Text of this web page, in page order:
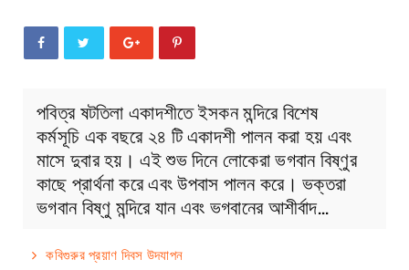
পবিত্র ষটতিলা একাদশীতে ইসকন মন্দিরে বিশেষ
কর্মসূচি এক বছরে ২৪ টি একাদশী পালন করা হয় এবং
মাসে দুবার হয়। এই শুভ দিনে লোকেরা ভগবান বিষ্ণুর
কাছে প্রার্থনা করে এবং উপবাস পালন করে। ভক্তরা
ভগবান বিষ্ণু মন্দিরে যান এবং ভগবানের আশীর্বাদ…
কবিগুরুর প্রয়াণ দিবস উদযাপন